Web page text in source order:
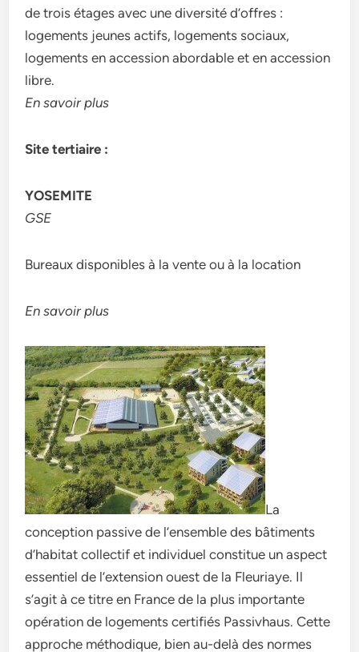
de trois étages avec une diversité d’offres :
logements jeunes actifs, logements sociaux,
logements en accession abordable et en accession
libre.
En savoir plus
Site tertiaire :
YOSEMITE
GSE
Bureaux disponibles à la vente ou à la location
En savoir plus
La
conception passive de l’ensemble des bâtiments
d’habitat collectif et individuel constitue un aspect
essentiel de l’extension ouest de la Fleuriaye. Il
s’agit à ce titre en France de la plus importante
opération de logements certifiés Passivhaus. Cette
approche méthodique, bien au-delà des normes